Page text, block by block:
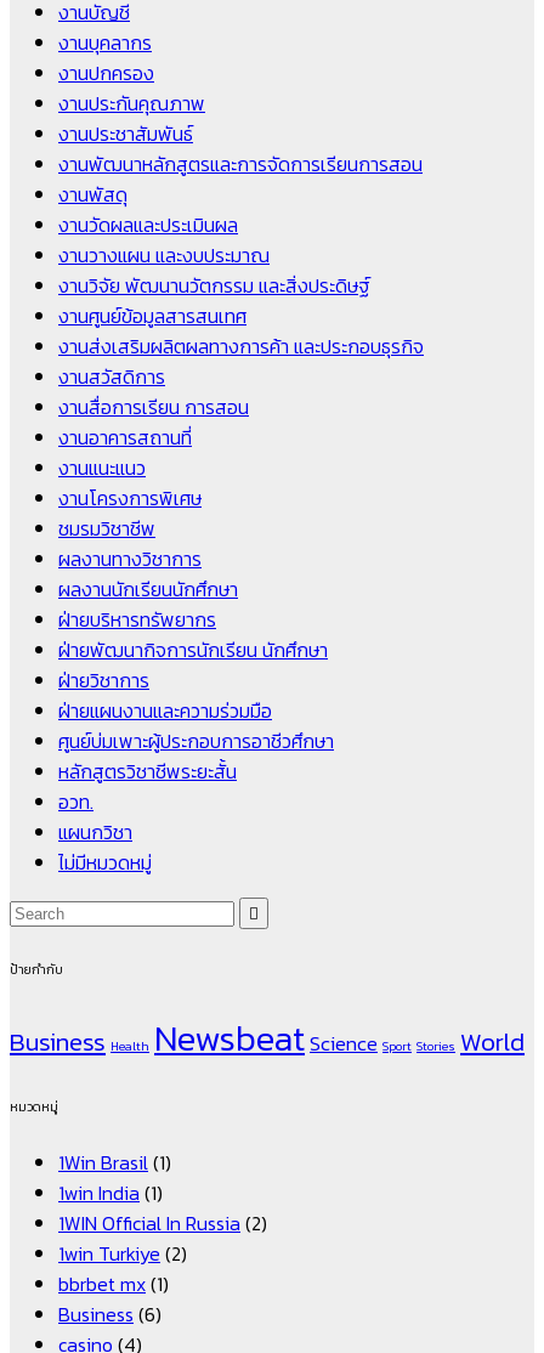
งานบัญชี
งานบุคลากร
งานปกครอง
งานประกันคุณภาพ
งานประชาสัมพันธ์
งานพัฒนาหลักสูตรและการจัดการเรียนการสอน
งานพัสดุ
งานวัดผลและประเมินผล
งานวางแผน และงบประมาณ
งานวิจัย พัฒนานวัตกรรม และสิ่งประดิษฐ์
งานศูนย์ข้อมูลสารสนเทศ
งานส่งเสริมผลิตผลทางการค้า และประกอบธุรกิจ
งานสวัสดิการ
งานสื่อการเรียน การสอน
งานอาคารสถานที่
งานแนะแนว
งานโครงการพิเศษ
ชมรมวิชาชีพ
ผลงานทางวิชาการ
ผลงานนักเรียนนักศึกษา
ฝ่ายบริหารทรัพยากร
ฝ่ายพัฒนากิจการนักเรียน นักศึกษา
ฝ่ายวิชาการ
ฝ่ายแผนงานและความร่วมมือ
ศูนย์บ่มเพาะผู้ประกอบการอาชีวศึกษา
หลักสูตรวิชาชีพระยะสั้น
อวท.
แผนกวิชา
ไม่มีหมวดหมู่
ป้ายกำกับ
Business Health NewsbeatScience Sport Stories World
หมวดหมู่
1Win Brasil(1)
1win India (1)
1WIN Official In Russia (2)
1win Turkiye (2)
bbrbet mx(1)
Business (6)
casino (4)